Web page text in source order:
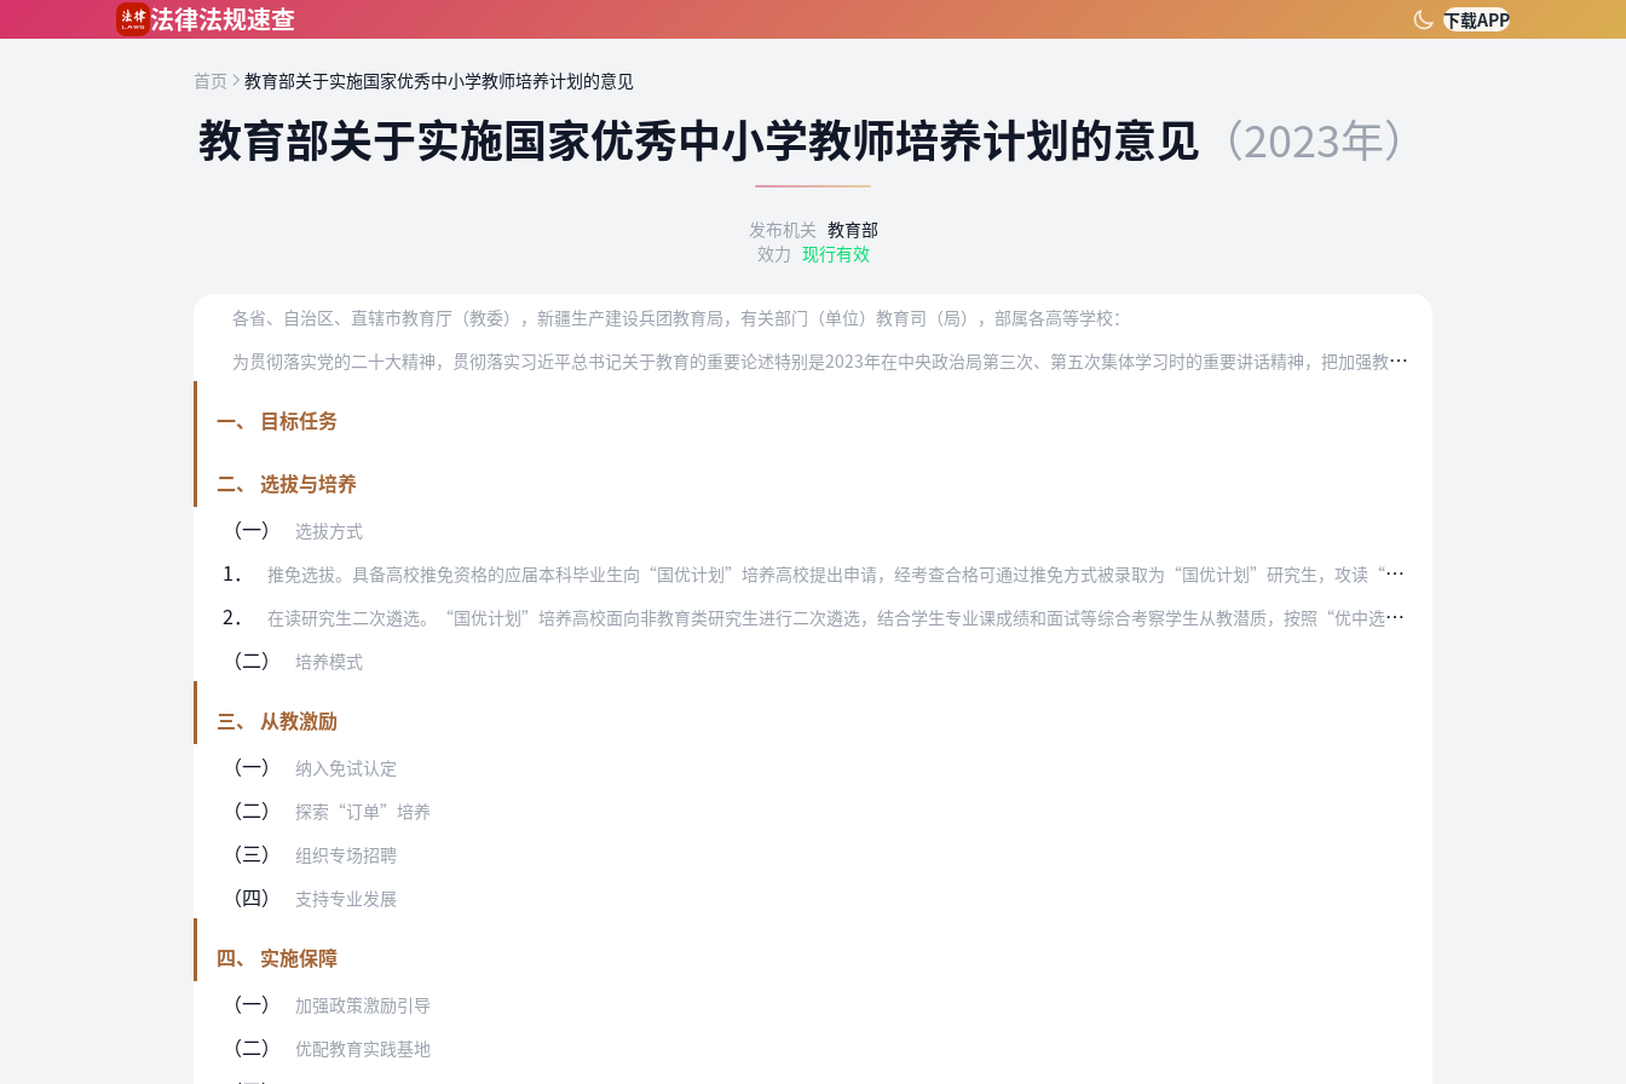
法律法规速查 下载APP
首页 教育部关于实施国家优秀中小学教师培养计划的意见
教育部关于实施国家优秀中小学教师培养计划的意见 （2023年）
发布机关 教育部
效力 现行有效
各省、自治区、直辖市教育厅（教委），新疆生产建设兵团教育局，有关部门（单位）教育司（局），部属各高等学校：
为
贯彻落实党的二十大精神，贯彻落实习近平总书记关于教育的重要论述特别是2023年在中央政治局第三次、第五次集体学习时的重要讲话精神，把加强教师队伍建设作为建设教…
一、 目标任务
二、 选拔与培养
（一）
选拔方式
1． 推免选拔。具备高校推免资格的应届本科毕业生向“国优计划”培养高校提出申请，经考查合格可通过推免方式被录取为“国优计划”研究生，攻读“国优计划”培养高校学术学位或…
2． 在读研究生二次遴选。“国优计划”培养高校面向非教育类研究生进行二次遴选，结合学生专业课成绩和面试等综合考察学生从教潜质，按照“优中选优，严格规范”的原则，遴选“…
（二） 培养模式
三、 从教激励
（一）
纳入免试认定
（二） 探索“订单”培养
（三） 组织专场招聘
（四） 支持专业发展
四、 实施保障
（一）
加强政策激励引导
（二） 优配教育实践基地